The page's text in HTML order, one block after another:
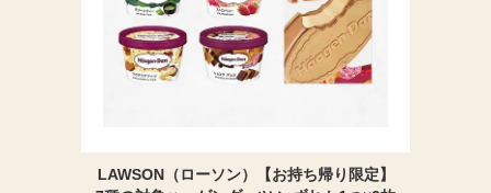
LAWSON（ローソン）【お持ち帰り限定】